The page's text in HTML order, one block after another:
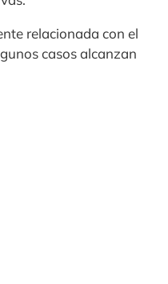
relacionada con el
casos alcanzan